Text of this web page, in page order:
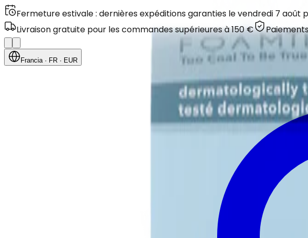
Fermeture estivale : dernières expéditions garanties le vendredi 7 août
Livraison gratuite pour les commandes supérieures à 150 €
Francia· FR · EUR